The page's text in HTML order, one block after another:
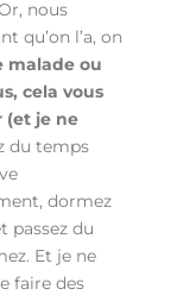
nous
qu’on l’a, on
malade ou
cela vous
(et je ne
du temps
dormez
passez du
Et je ne
faire des